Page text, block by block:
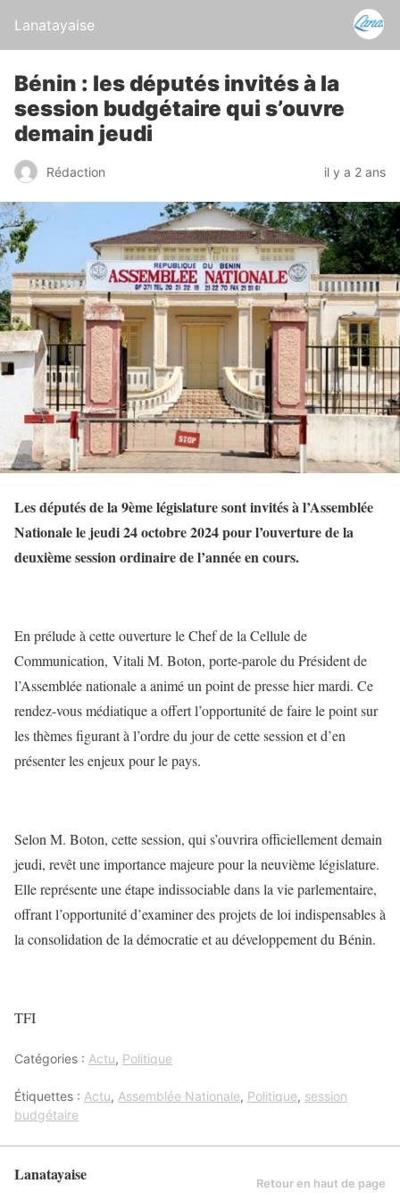
Lanatayaise
Bénin : les députés invités à la
session budgétaire qui s’ouvre
demain jeudi
Rédaction il y a 2 ans
Les députés de la 9ème législature sont invités à l’Assemblée
Nationale le jeudi 24 octobre 2024 pour l’ouverture de la
deuxième session ordinaire de l’année en cours.
En prélude à cette ouverture le Chef de la Cellule de
Communication, Vitali M. Boton, porte-parole du Président de
l’Assemblée nationale a animé un point de presse hier mardi. Ce
rendez-vous médiatique a offert l’opportunité de faire le point sur
les thèmes figurant à l’ordre du jour de cette session et d’en
présenter les enjeux pour le pays.
Selon M. Boton, cette session, qui s’ouvrira officiellement demain
jeudi, revêt une importance majeure pour la neuvième législature.
Elle représente une étape indissociable dans la vie parlementaire,
offrant l’opportunité d’examiner des projets de loi indispensables à
la consolidation de la démocratie et au développement du Bénin.
TFI
Catégories : Actu, Politique
Étiquettes : Actu, Assemblée Nationale, Politique, session
budgétaire
Lanatayaise Retour en haut de page